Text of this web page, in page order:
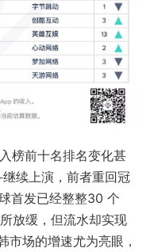
榜前十名排名变化甚
续上演，前者重回冠
首发已经整整30 个
放缓，但流水却实现
市场的增速尤为亮眼，